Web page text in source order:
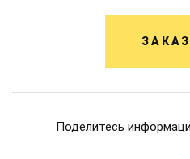
Поделитесь